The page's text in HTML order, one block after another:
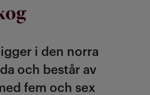
i den norra
och består av
fem och sex